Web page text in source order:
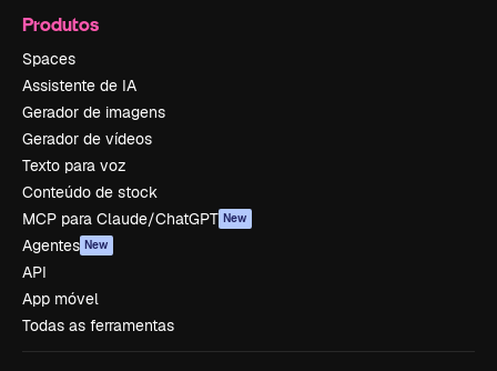
Produtos
Spaces
Assistente de IA
Gerador de imagens
Gerador de vídeos
Texto para voz
Conteúdo de stock
MCP para Claude/ChatGPT New
Agentes New
API
App móvel
Todas as ferramentas